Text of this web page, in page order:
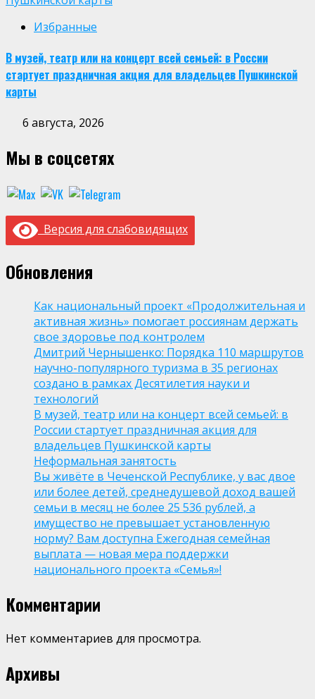
Избранные
В музей, театр или на концерт всей семьей: в России
стартует праздничная акция для владельцев Пушкинской
карты
6 августа, 2026
Мы в соцсетях
Версия для слабовидящих
Обновления
Как национальный проект «Продолжительная и
активная жизнь» помогает россиянам держать
свое здоровье под контролем
Дмитрий Чернышенко: Порядка 110 маршрутов
научно-популярного туризма в 35 регионах
создано в рамках Десятилетия науки и
технологий
В музей, театр или на концерт всей семьей: в
России стартует праздничная акция для
владельцев Пушкинской карты
Неформальная занятость
Вы живёте в Чеченской Республике, у вас двое
или более детей, среднедушевой доход вашей
семьи в месяц не более 25 536 рублей, а
имущество не превышает установленную
норму? Вам доступна Ежегодная семейная
выплата — новая мера поддержки
национального проекта «Семья»!
Комментарии
Нет комментариев для просмотра.
Архивы